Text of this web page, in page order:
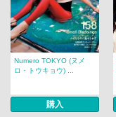
Numero TOKYO (ヌメ
ロ・トウキョウ) ...
購入